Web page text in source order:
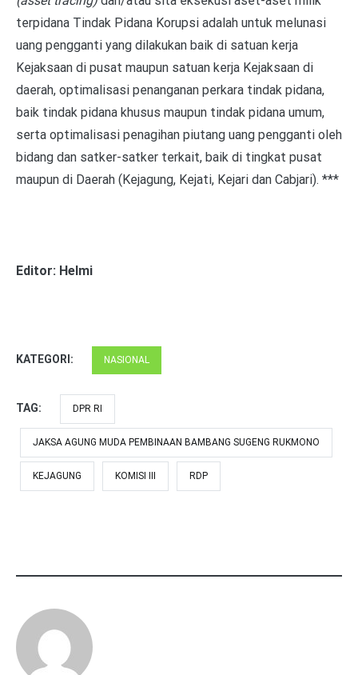
terpidana Tindak Pidana Korupsi adalah untuk melunasi
uang pengganti yang dilakukan baik di satuan kerja
Kejaksaan di pusat maupun satuan kerja Kejaksaan di
daerah, optimalisasi penanganan perkara tindak pidana,
baik tindak pidana khusus maupun tindak pidana umum,
serta optimalisasi penagihan piutang uang pengganti oleh
bidang dan satker-satker terkait, baik di tingkat pusat
maupun di Daerah (Kejagung, Kejati, Kejari dan Cabjari). ***
Editor: Helmi
KATEGORI: NASIONAL
TAG: DPR RI
JAKSA AGUNG MUDA PEMBINAAN BAMBANG SUGENG RUKMONO
KEJAGUNG KOMISI III RDP